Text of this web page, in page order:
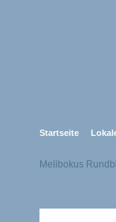
Startseite
Melibokus